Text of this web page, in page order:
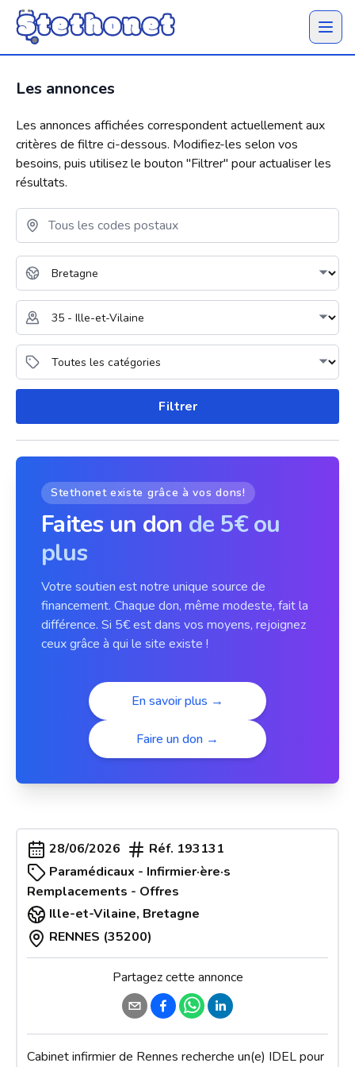
Ouvrir
Les annonces
Les annonces affichées correspondent actuellement aux
critères de filtre ci-dessous. Modifiez-les selon vos
besoins, puis utilisez le bouton "Filtrer" pour actualiser les
résultats.
Filtrer
Stethonet existe grâce à vos dons!
Faites un don de 5€ ou
plus
Votre soutien est notre unique source de
financement. Chaque don, même modeste, fait la
différence. Si 5€ est dans vos moyens, rejoignez
ceux grâce à qui le site existe !
En savoir plus →
Faire un don →
28/06/2026 Réf. 193131
Paramédicaux - Infirmier·ère·s
Remplacements - Offres
Ille-et-Vilaine, Bretagne
RENNES (35200)
Partagez cette annonce
Cabinet infirmier de Rennes recherche un(e) IDEL pour